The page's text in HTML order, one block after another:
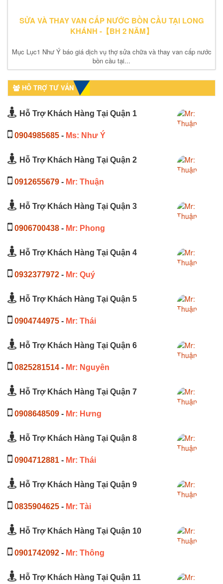
SỬA VÀ THAY VAN CẤP NƯỚC BỒN CẦU TẠI LONG
KHÁNH -【BH 2 NĂM】
Mục Lục1 Như Ý báo giá dịch vụ thợ sửa chữa và thay van cấp nước
bồn cầu tại...
HỖ TRỢ TƯ VẤN
Hỗ Trợ Khách Hàng Tại Quận 1
0904985685 - Ms: Như Ý
Hỗ Trợ Khách Hàng Tại Quận 2
0912655679 - Mr: Thuận
Hỗ Trợ Khách Hàng Tại Quận 3
0906700438 - Mr: Phong
Hỗ Trợ Khách Hàng Tại Quận 4
0932377972 - Mr: Quý
Hỗ Trợ Khách Hàng Tại Quận 5
0904744975 - Mr: Thái
Hỗ Trợ Khách Hàng Tại Quận 6
0825281514 - Mr: Nguyên
Hỗ Trợ Khách Hàng Tại Quận 7
0908648509 - Mr: Hưng
Hỗ Trợ Khách Hàng Tại Quận 8
0904712881 - Mr: Thái
Hỗ Trợ Khách Hàng Tại Quận 9
0835904625 - Mr: Tài
Hỗ Trợ Khách Hàng Tại Quận 10
0901742092 - Mr: Thông
Hỗ Trợ Khách Hàng Tại Quận 11